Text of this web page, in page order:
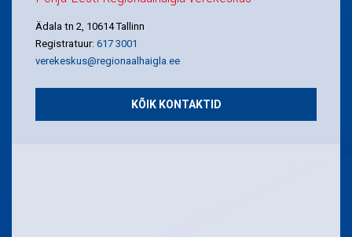
Ädala tn 2, 10614 Tallinn
Registratuur: 617 3001
verekeskus@regionaalhaigla.ee
KÕIK KONTAKTID